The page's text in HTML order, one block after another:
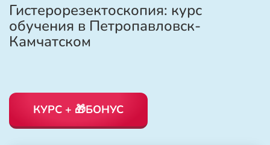
Гистерорезектоскопия: курс
обучения в Петропавловск-
Камчатском
КУРС + 🎁БОНУС